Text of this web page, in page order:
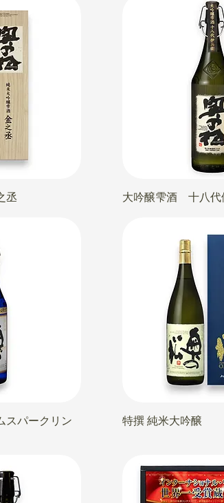
丞 大吟醸雫酒 十八代
スパークリン
特撰 純米大吟醸